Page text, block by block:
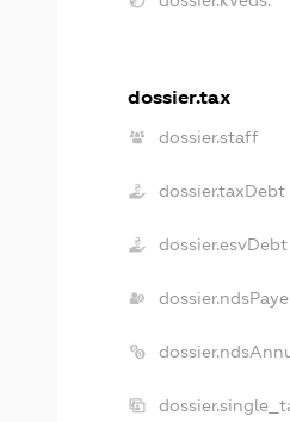
dossier.tax
dossier.staff
dossier.taxDebt
dossier.esvDebt